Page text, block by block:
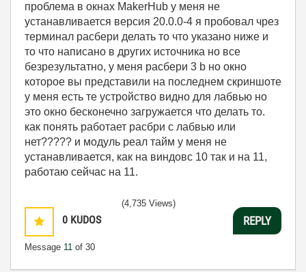
проблема в окнах MakerHub у меня не
устанавливается версия 20.0.0-4 я пробовал чрез
терминал расбери делать то что указано ниже и
то что написано в других источника но все
безрезультатно, у меня расбери 3 b но окно
которое вы представили на последнем скриншоте
у меня есть те устройство видно для лабвью но
это окно бесконечно загружается что делать то.
как понять работает расбри с лабвью или
нет????? и модуль реал тайм у меня не
устанавливается, как на виндовс 10 так и на 11,
работаю сейчас на 11.
0 KUDOS
Message 11 of 30
(4,735 Views)
REPLY